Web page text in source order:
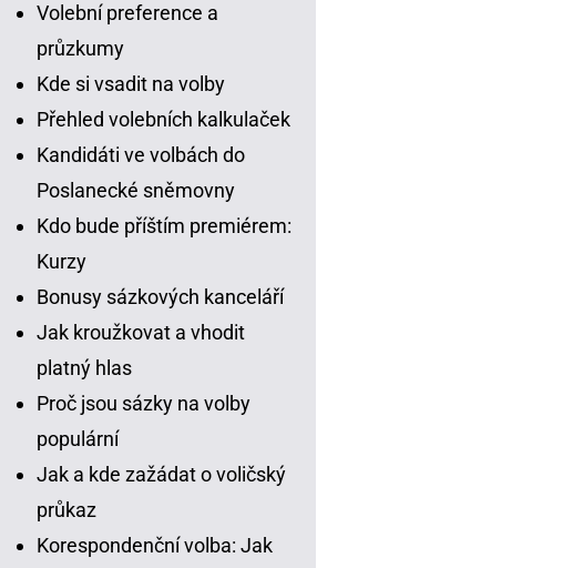
Volební preference a
průzkumy
Kde si vsadit na volby
Přehled volebních kalkulaček
Kandidáti ve volbách do
Poslanecké sněmovny
Kdo bude příštím premiérem:
Kurzy
Bonusy sázkových kanceláří
Jak kroužkovat a vhodit
platný hlas
Proč jsou sázky na volby
populární
Jak a kde zažádat o voličský
průkaz
Korespondenční volba: Jak